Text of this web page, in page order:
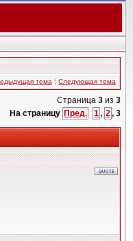
тема | Следующая тема
Страница 3 из 3
На страницу Пред. 1, 2, 3